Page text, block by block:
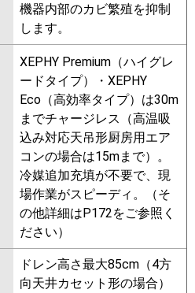
機器内部のカビ繁殖を抑制
します。
XEPHY Premium（ハイグレ
ードタイプ）・XEPHY
Eco（高効率タイプ）は30m
までチャージレス（高温吸
込み対応天吊形厨房用エア
コンの場合は15mまで）。
冷媒追加充填が不要で、現
場作業がスピーディ。（そ
の他詳細はP172をご参照く
ださい）
ドレン高さ最大85cm（4方
向天井カセット形の場合）